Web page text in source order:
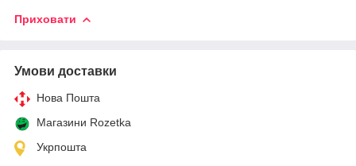
Приховати
Умови доставки
Нова Пошта
Магазини Rozetka
Укрпошта